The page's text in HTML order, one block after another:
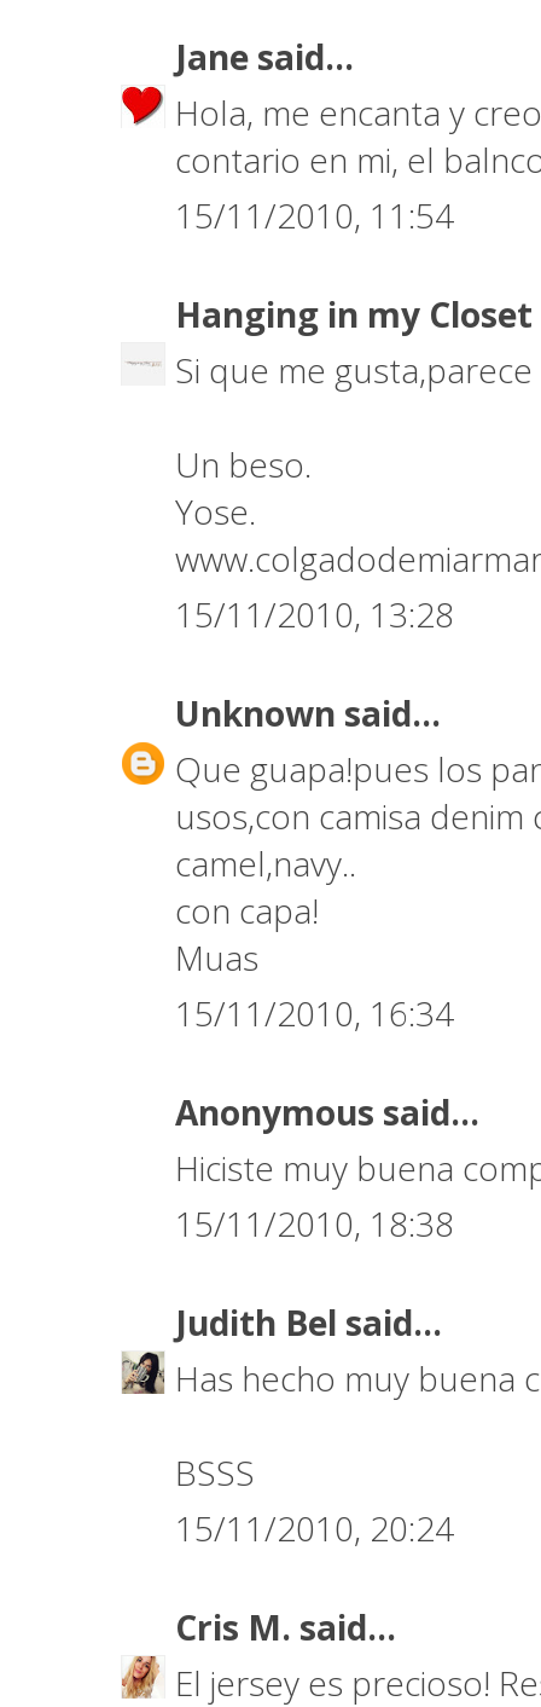
Jane said...
Hola, me encanta y
contario en mi, el
15/11/2010, 11:54
Hanging in my Closet
Si que me
Un beso.
Yose.
15/11/2010, 13:28
Unknown said...
Que guapa!pues los
usos,con camisa
camel,navy..
con capa!
Muas
15/11/2010, 16:34
Anonymous said...
Hiciste muy buena
15/11/2010, 18:38
Judith Bel said...
Has hecho muy buena
BSSS
15/11/2010, 20:24
Cris M. said...
El jersey es precioso!